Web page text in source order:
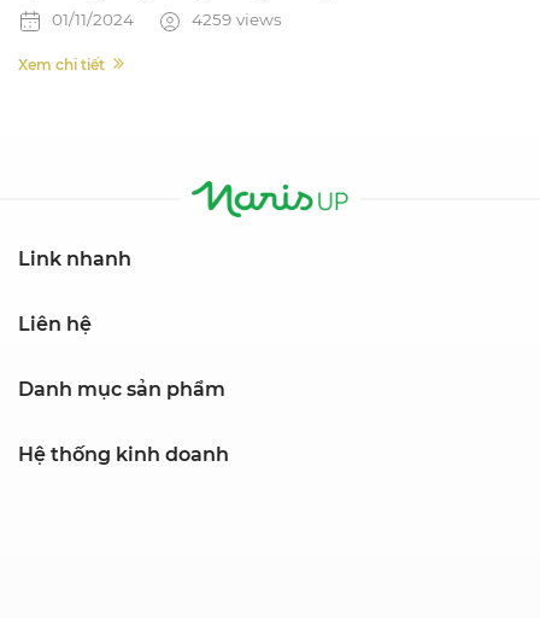
01/11/2024 4259 views
Xem chi tiết
Link nhanh
Liên hệ
Danh mục sản phẩm
Hệ thống kinh doanh